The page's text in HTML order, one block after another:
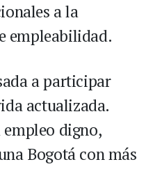
a la
empleabilidad.
a participar
actualizada.
digno,
Bogotá con más